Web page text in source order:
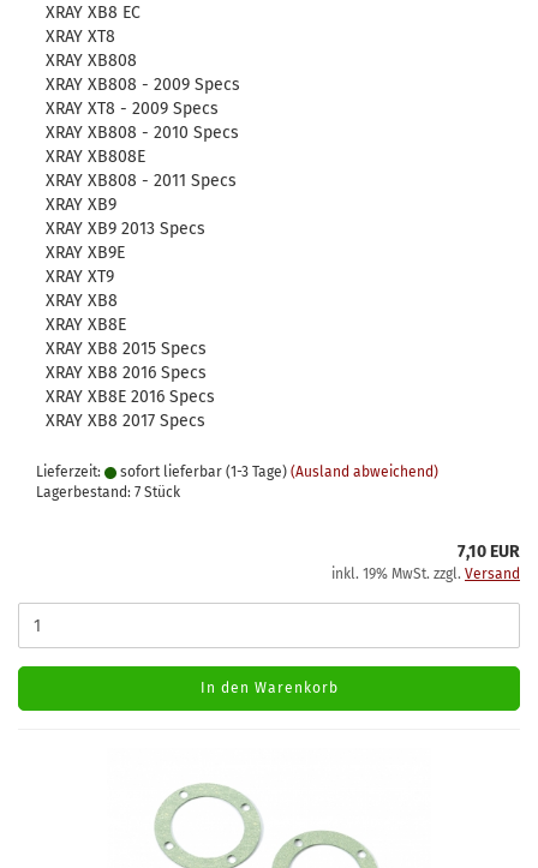
XRAY XB8 EC
XRAY XT8
XRAY XB808
XRAY XB808 - 2009 Specs
XRAY XT8 - 2009 Specs
XRAY XB808 - 2010 Specs
XRAY XB808E
XRAY XB808 - 2011 Specs
XRAY XB9
XRAY XB9 2013 Specs
XRAY XB9E
XRAY XT9
XRAY XB8
XRAY XB8E
XRAY XB8 2015 Specs
XRAY XB8 2016 Specs
XRAY XB8E 2016 Specs
XRAY XB8 2017 Specs
Lieferzeit: sofort lieferbar (1-3 Tage) (Ausland abweichend)
Lagerbestand: 7 Stück
7,10 EUR
inkl. 19% MwSt. zzgl. Versand
In den Warenkorb